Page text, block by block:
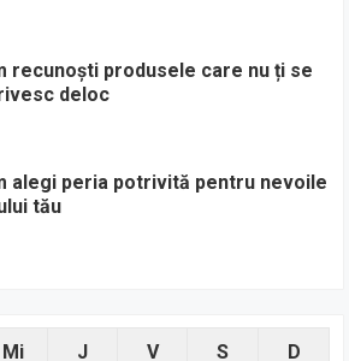
recunoști produsele care nu ți se
deloc
alegi peria potrivită pentru nevoile
tău
Mi J V S D